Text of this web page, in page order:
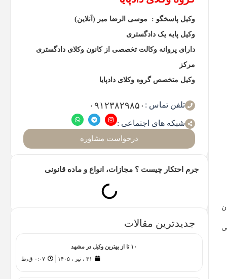
وکیل پاسخگو : موسی الرضا میر (آنلاین)
وکیل پایه یک دادگستری
دارای پروانه وکالت تخصصی از کانون وکلای دادگستری
مرکز
وکیل متخصص گروه وکلای دادپایا
تلفن تماس : ۰۹۱۲۳۸۲۹۸۵۰
شبکه های اجتماعی :
درخواست مشاوره
جرم احتکار چیست ؟ مجازات، انواع و ماده قانونی
جدیدترین مقالات
۱۰ تا از بهترین وکیل در مشهد
۳۱ ، تیر ، ۱۴۰۵
۰:۰۷ ق٫ظ